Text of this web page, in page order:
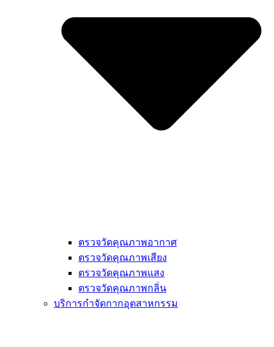
ตรวจวัดคุณภาพอากาศ
ตรวจวัดคุณภาพเสียง
ตรวจวัดคุณภาพแสง
ตรวจวัดคุณภาพกลิ่น
บริการกำจัดกากอุตสาหกรรม